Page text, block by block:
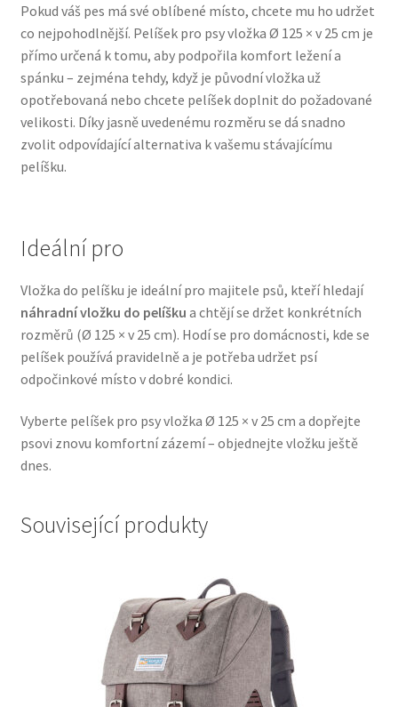
Pelíšky pro psy
Ortopedické pelíšky
Přepravky pro psy
Purizon pro psy — Vysoký obsah masa, bez obilovin
Veterinární dieta pro psy
Vodítka a obojky
Wolf of Wilderness
Pokud váš pes má své oblíbené místo, chcete mu ho udržet
co nejpohodlnější. Pelíšek pro psy vložka Ø 125 × v 25 cm je
přímo určená k tomu, aby podpořila komfort ležení a
spánku – zejména tehdy, když je původní vložka už
opotřebovaná nebo chcete pelíšek doplnit do požadované
velikosti. Díky jasně uvedenému rozměru se dá snadno
zvolit odpovídající alternativa k vašemu stávajícímu
pelíšku.
Ideální pro
Vložka do pelíšku je ideální pro majitele psů, kteří hledají
náhradní vložku do pelíšku a chtějí se držet konkrétních
rozměrů (Ø 125 × v 25 cm). Hodí se pro domácnosti, kde se
pelíšek používá pravidelně a je potřeba udržet psí
odpočinkové místo v dobré kondici.
Vyberte pelíšek pro psy vložka Ø 125 × v 25 cm a dopřejte
psovi znovu komfortní zázemí – objednejte vložku ještě
dnes.
Související produkty